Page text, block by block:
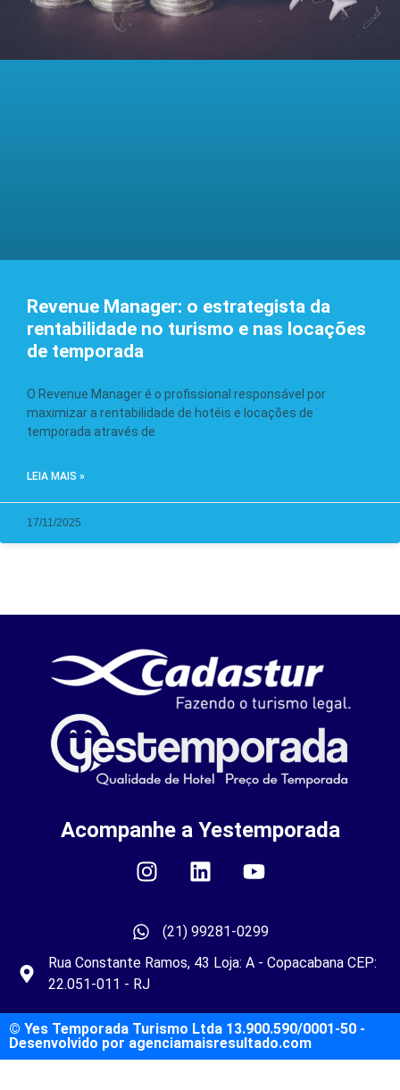
Revenue Manager: o estrategista da
rentabilidade no turismo e nas locações
de temporada
O Revenue Manager é o profissional responsável por
maximizar a rentabilidade de hotéis e locações de
temporada através de
LEIA MAIS »
17/11/2025
Acompanhe a Yestemporada
(21) 99281-0299
Rua Constante Ramos, 43 Loja: A - Copacabana CEP:
22.051-011 - RJ
© Yes Temporada Turismo Ltda 13.900.590/0001-50 -
Desenvolvido por agenciamaisresultado.com